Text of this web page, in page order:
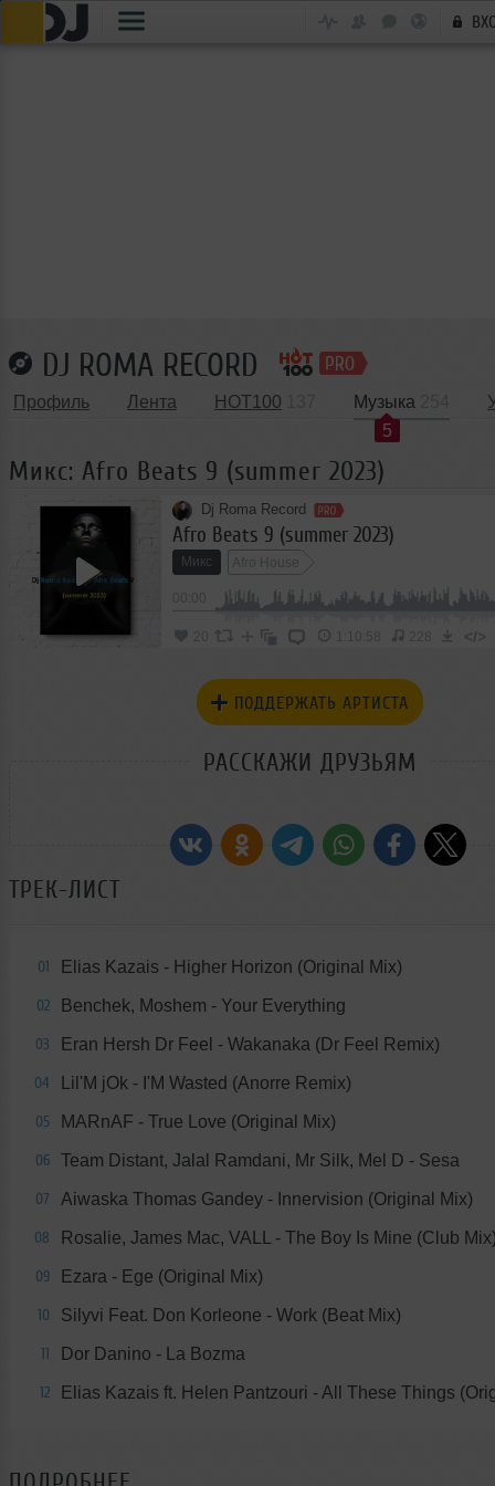
DJ ROMA RECORD
Профиль Лента HOT100
Музыка
5
Микс: Afro Beats 9 (summer 2023)
Dj Roma Record
Afro Beats 9 (summer 2023)
Микс Afro House
20 1:10:58 228 </>
ПОДДЕРЖАТЬ АРТИСТА
РАССКАЖИ ДРУЗЬЯМ
ТРЕК-ЛИСТ
01 Elias Kazais - Higher Horizon (Original Mix)
02 Benchek, Moshem - Your Everything
03 Eran Hersh Dr Feel - Wakanaka (Dr Feel Remix)
04 Lil'M jOk - I'M Wasted (Anorre Remix)
05 MARnAF - True Love (Original Mix)
06 Team Distant, Jalal Ramdani, Mr Silk, Mel D - Sesa
07 Aiwaska Thomas Gandey - Innervision (Original Mix)
08 Rosalie, James Mac, VALL - The Boy Is Mine (Club
09 Ezara - Ege (Original Mix)
10 Silyvi Feat. Don Korleone - Work (Beat Mix)
11 Dor Danino - La Bozma
12 Elias Kazais ft. Helen Pantzouri - All These Things